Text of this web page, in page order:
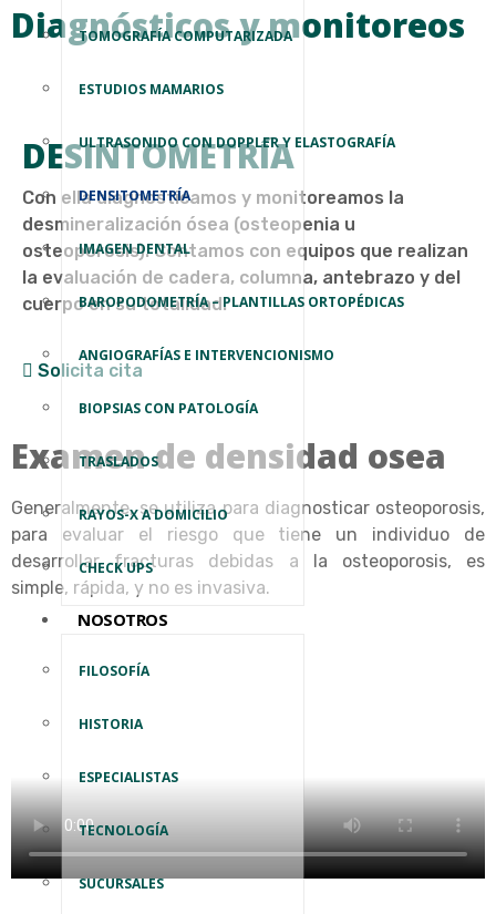
TOMOGRAFÍA COMPUTARIZADA
ESTUDIOS MAMARIOS
ULTRASONIDO CON DOPPLER Y ELASTOGRAFÍA
DENSITOMETRÍA
IMAGEN DENTAL
BAROPODOMETRÍA – PLANTILLAS ORTOPÉDICAS
ANGIOGRAFÍAS E INTERVENCIONISMO
BIOPSIAS CON PATOLOGÍA
TRASLADOS
RAYOS-X A DOMICILIO
CHECK UPS
NOSOTROS
FILOSOFÍA
HISTORIA
ESPECIALISTAS
TECNOLOGÍA
SUCURSALES
Diagnósticos y monitoreos
DESINTOMETRÍA
Con ella diagnosticamos y monitoreamos la
desmineralización ósea (osteopenia u
osteoporosis). Contamos con equipos que realizan
la evaluación de cadera, columna, antebrazo y del
cuerpo en su totalidad.
Solicita cita
Examen de densidad osea
Generalmente, se utiliza para diagnosticar osteoporosis,
para evaluar el riesgo que tiene un individuo de
desarrollar fracturas debidas a la osteoporosis, es
simple, rápida, y no es invasiva.